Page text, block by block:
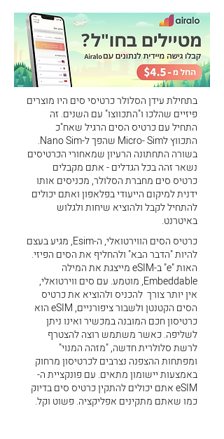
בתחילת עידן הסלולר כרטיסי סים היו מוצרים
פיזיים שהלכו ו"התכווצו" עם השנים. זה
התחיל עם כרטיס הסים הרגיל שאח"כ
התכווץ לMicro- Sim שהפך ל-Nano Sim.
בשורה התחתונה הרעיון שמאחורי הכרטיסים
נשאר זהה בכל הגדלים - אתם מקבלים
כרטיס סים מחברת הסלולר, מכניסים אותו
ידנית למיקום הייעודי בפלאפון ואתם יכולים
להתחיל לקבל ולהוציא שיחות ולגלוש
באיטרנט.
כרטיס הסים הווירטואלי, ה-Esim, מגיע בעצם
להיות "הדבר הבא" ולהחליף את הסים הפיזי.
האות "e" ב-eSIM מייצגת את המילה
Embeddable, מוטמע. עם סים ווירטואלי,
אין יותר צורך להכניס ולהוציא את כרטיס
הסים הקטנטן ולשבור ציפורניים, eSIM הוא
כרטיסון חכם המובנה במכשיר ואינו ניתן
לשליפה. כאשר משתמש רוצה להצטרף
לרשת סלולרית חדשה, "מזהה המנוי"
ומפתחות ההצפנה נצרבים לכרטיסון מרחוק
באמצעות יישומון מתאים. עם פונקציית ה-
eSIM אתם יכולים להתקין כרטיס סים בדיוק
כמו שאתם מתקינים אפליקציה. פשוט וקל.